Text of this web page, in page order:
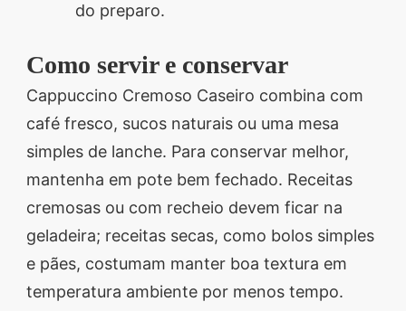
do preparo.
Como servir e conservar
Cappuccino Cremoso Caseiro combina com
café fresco, sucos naturais ou uma mesa
simples de lanche. Para conservar melhor,
mantenha em pote bem fechado. Receitas
cremosas ou com recheio devem ficar na
geladeira; receitas secas, como bolos simples
e pães, costumam manter boa textura em
temperatura ambiente por menos tempo.